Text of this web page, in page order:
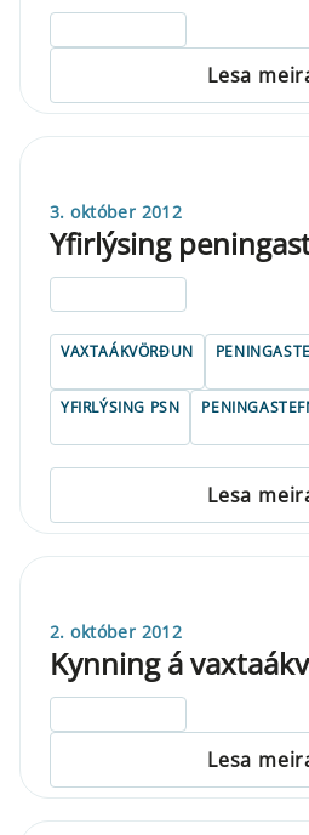
Lesa
3. október 2012
Yfirlýsing
VAXTAÁKVÖRÐUN
YFIRLÝSING PSN
Lesa
2. október 2012
Kynning á
Lesa